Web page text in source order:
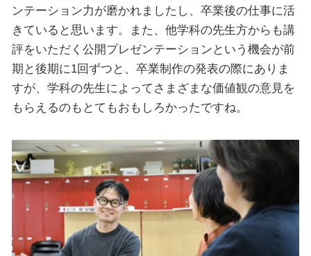
ンテーション力が磨かれましたし、卒業後の仕事に活
きていると思います。また、他学科の先生方からも講
評をいただく公開プレゼンテーションという機会が前
期と後期に1回ずつと、卒業制作の発表の際にありま
すが、学科の先生によってさまざまな価値観の意見を
もらえるのもとてもおもしろかったですね。